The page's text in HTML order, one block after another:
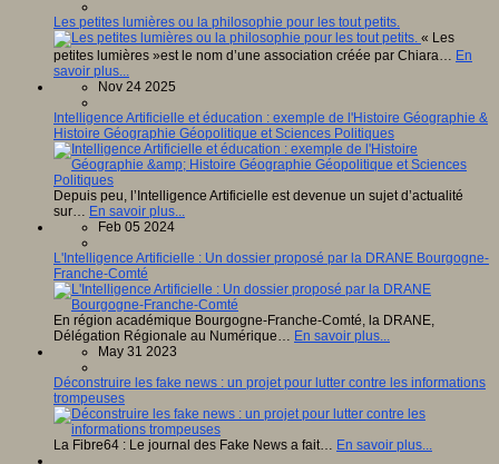
Les petites lumières ou la philosophie pour les tout petits.
« Les
petites lumières »est le nom d’une association créée par Chiara… En
savoir plus...
Nov 24 2025
Intelligence Artificielle et éducation : exemple de l'Histoire Géographie &
Histoire Géographie Géopolitique et Sciences Politiques
Depuis peu, l’Intelligence Artificielle est devenue un sujet d’actualité
sur… En savoir plus...
Feb 05 2024
L'Intelligence Artificielle : Un dossier proposé par la DRANE Bourgogne-
Franche-Comté
En région académique Bourgogne-Franche-Comté, la DRANE,
Délégation Régionale au Numérique… En savoir plus...
May 31 2023
Déconstruire les fake news : un projet pour lutter contre les informations
trompeuses
La Fibre64 : Le journal des Fake News a fait… En savoir plus...